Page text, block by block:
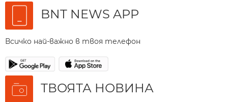
BNT NEWS APP
Всичко най-важно в твоя телефон
ТВОЯТА НОВИНА